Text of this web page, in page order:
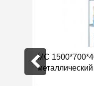
МC
металлический